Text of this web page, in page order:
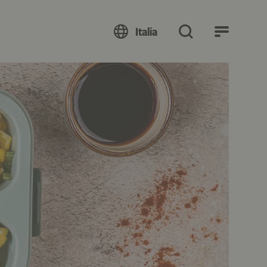
Italia